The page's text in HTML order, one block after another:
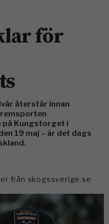
för
återstår innan
på Kungstorget i
19 maj – är det dags
från skogssverige.se